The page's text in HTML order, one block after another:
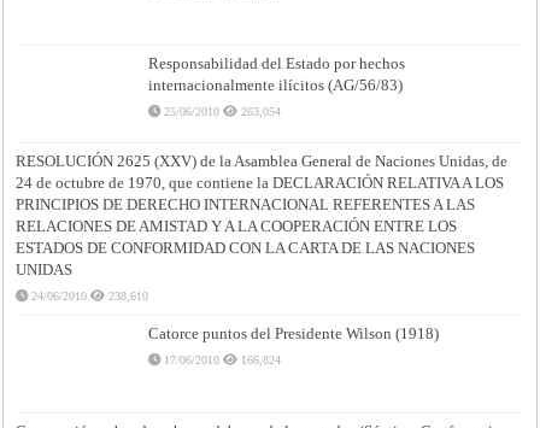
Responsabilidad del Estado por hechos
internacionalmente ilícitos (AG/56/83)
25/06/2010 263,054
RESOLUCIÓN 2625 (XXV) de la Asamblea General de Naciones Unidas, de
24 de octubre de 1970, que contiene la DECLARACIÓN RELATIVA A LOS
PRINCIPIOS DE DERECHO INTERNACIONAL REFERENTES A LAS
RELACIONES DE AMISTAD Y A LA COOPERACIÓN ENTRE LOS
ESTADOS DE CONFORMIDAD CON LA CARTA DE LAS NACIONES
UNIDAS
24/06/2010 238,610
Catorce puntos del Presidente Wilson (1918)
17/06/2010 166,824